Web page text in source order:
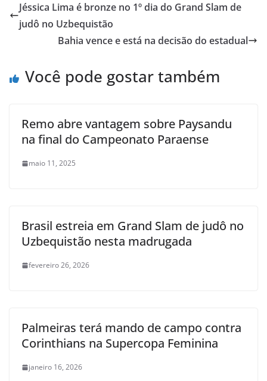
Jéssica Lima é bronze no 1º dia do Grand Slam de
judô no Uzbequistão
Bahia vence e está na decisão do estadual
Você pode gostar também
Remo abre vantagem sobre Paysandu
na final do Campeonato Paraense
maio 11, 2025
Brasil estreia em Grand Slam de judô no
Uzbequistão nesta madrugada
fevereiro 26, 2026
Palmeiras terá mando de campo contra
Corinthians na Supercopa Feminina
janeiro 16, 2026